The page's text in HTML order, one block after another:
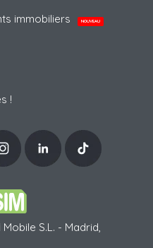
immobiliers
NOUVEAU
!
S.L. - Madrid,